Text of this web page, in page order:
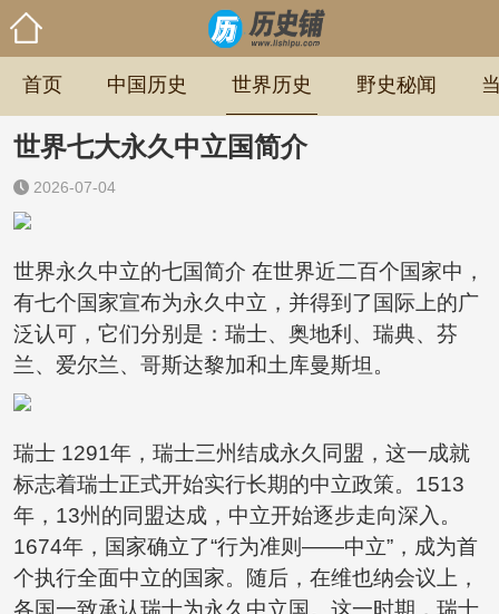
首页 中国历史 世界历史 野史秘闻
世界七大永久中立国简介
2026-07-04
世界永久中立的七国简介 在世界近二百个国家中，
有七个国家宣布为永久中立，并得到了国际上的广
泛认可，它们分别是：瑞士、奥地利、瑞典、芬
兰、爱尔兰、哥斯达黎加和土库曼斯坦。
瑞士 1291年，瑞士三州结成永久同盟，这一成就
标志着瑞士正式开始实行长期的中立政策。1513
年，13州的同盟达成，中立开始逐步走向深入。
1674年，国家确立了“行为准则——中立”，成为首
个执行全面中立的国家。随后，在维也纳会议上，